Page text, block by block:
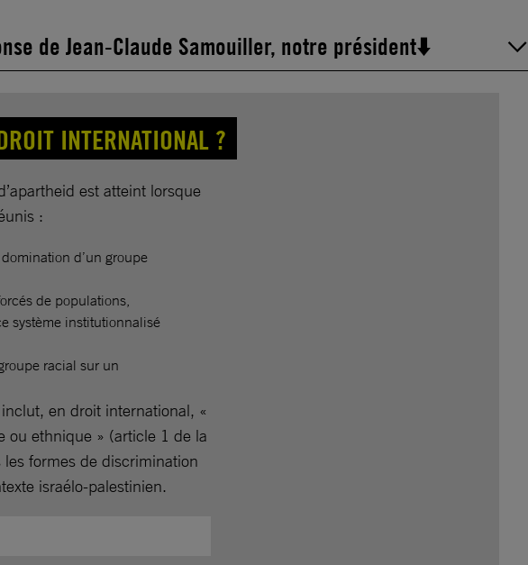
de Jean-Claude Samouiller, notre président⬇️
INTERNATIONAL ?
est atteint lorsque
:
d’un groupe
de populations,
système institutionnalisé
racial sur un
en droit international, «
ou ethnique » (article 1 de la
formes de discrimination
israélo-palestinien.